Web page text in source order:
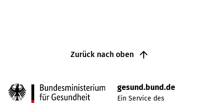
Zurück nach oben
gesund.bund.de
Ein Service des